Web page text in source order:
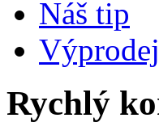
Náš tip
Výprodej
Rychlý